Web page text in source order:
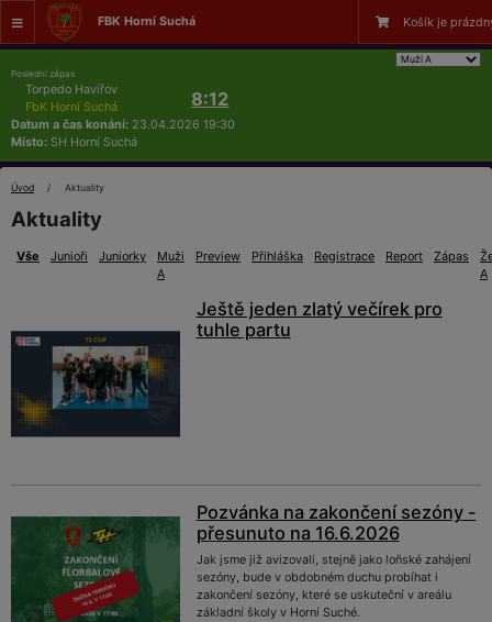
FBK Horní Suchá Košík je
Poslední zápas
Torpedo Havířov
FbK Horní Suchá
8:12
Datum a čas konání: 23.04.2026 19:30
Místo: SH Horní Suchá
Úvod Aktuality
Aktuality
Vše Junioři Juniorky
Muži
A
Preview Přihláška Registrace Report Zápas
A
Ještě jeden zlatý večírek pro
tuhle partu
Pozvánka na zakončení sezóny -
přesunuto na 16.6.2026
Jak jsme již avizovali, stejně jako loňské zahájení
sezóny, bude v obdobném duchu probíhat i
zakončení sezóny, které se uskuteční v areálu
základní školy v Horní Suché.